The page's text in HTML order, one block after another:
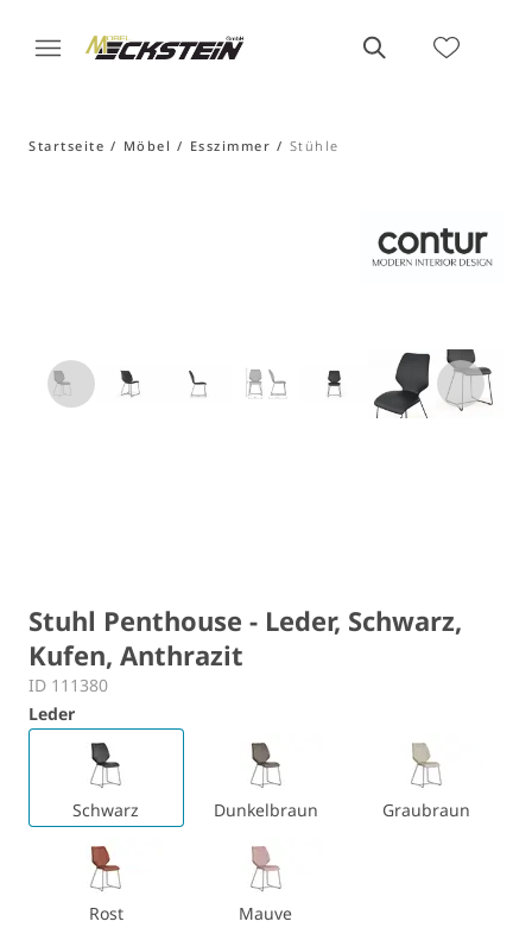
Startseite Möbel Esszimmer Stühle
Stuhl Penthouse - Leder, Schwarz,
Kufen, Anthrazit
ID 111380
Leder
Schwarz Dunkelbraun Graubraun
Rost Mauve